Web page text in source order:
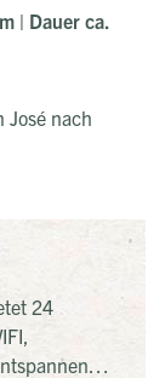
| Dauer ca.
José nach
24